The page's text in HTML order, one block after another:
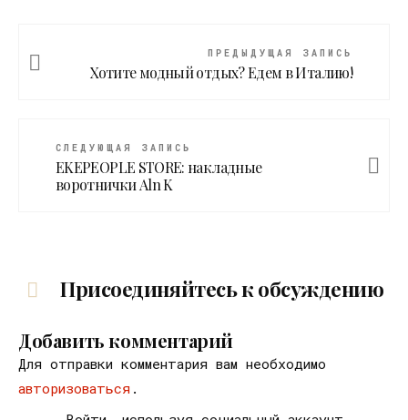
ПРЕДЫДУЩАЯ ЗАПИСЬ
Хотите модный отдых? Едем в Италию!
СЛЕДУЮЩАЯ ЗАПИСЬ
EKEPEOPLE STORE: накладные
воротнички Aln K
Присоединяйтесь к обсуждению
Добавить комментарий
Для отправки комментария вам необходимо
авторизоваться .